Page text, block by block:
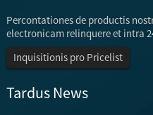
Percontationes de productis
electronicam relinquere et intra
Inquisitionis pro Pricelist
Tardus News